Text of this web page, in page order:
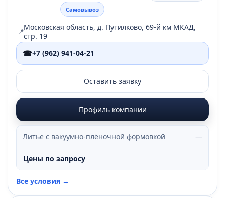
Самовывоз
📍Московская область, д. Путилково, 69-й км МКАД,
стр. 19
☎+7 (962) 941-04-21
Оставить заявку
Профиль компании
Литье с вакуумно-плёночной формовкой —
Цены по запросу
Все условия →